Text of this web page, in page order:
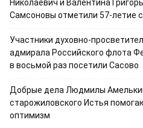
Николаевич и Валентина
Самсоновы отметили 57-летие
Участники духовно-
адмирала Российского флота
в восьмой раз посетили Сасово
Добрые дела Людмилы
старожиловского Истья
оптимизм